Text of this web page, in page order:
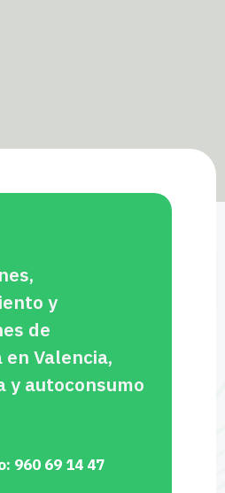
y
de
Valencia,
y autoconsumo
960 69 14 47